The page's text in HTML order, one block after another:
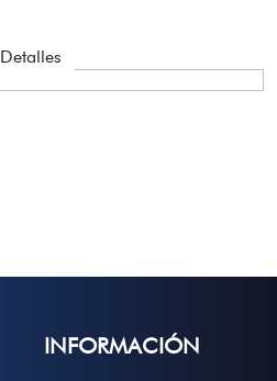
Detalles
INFORMACIÓN